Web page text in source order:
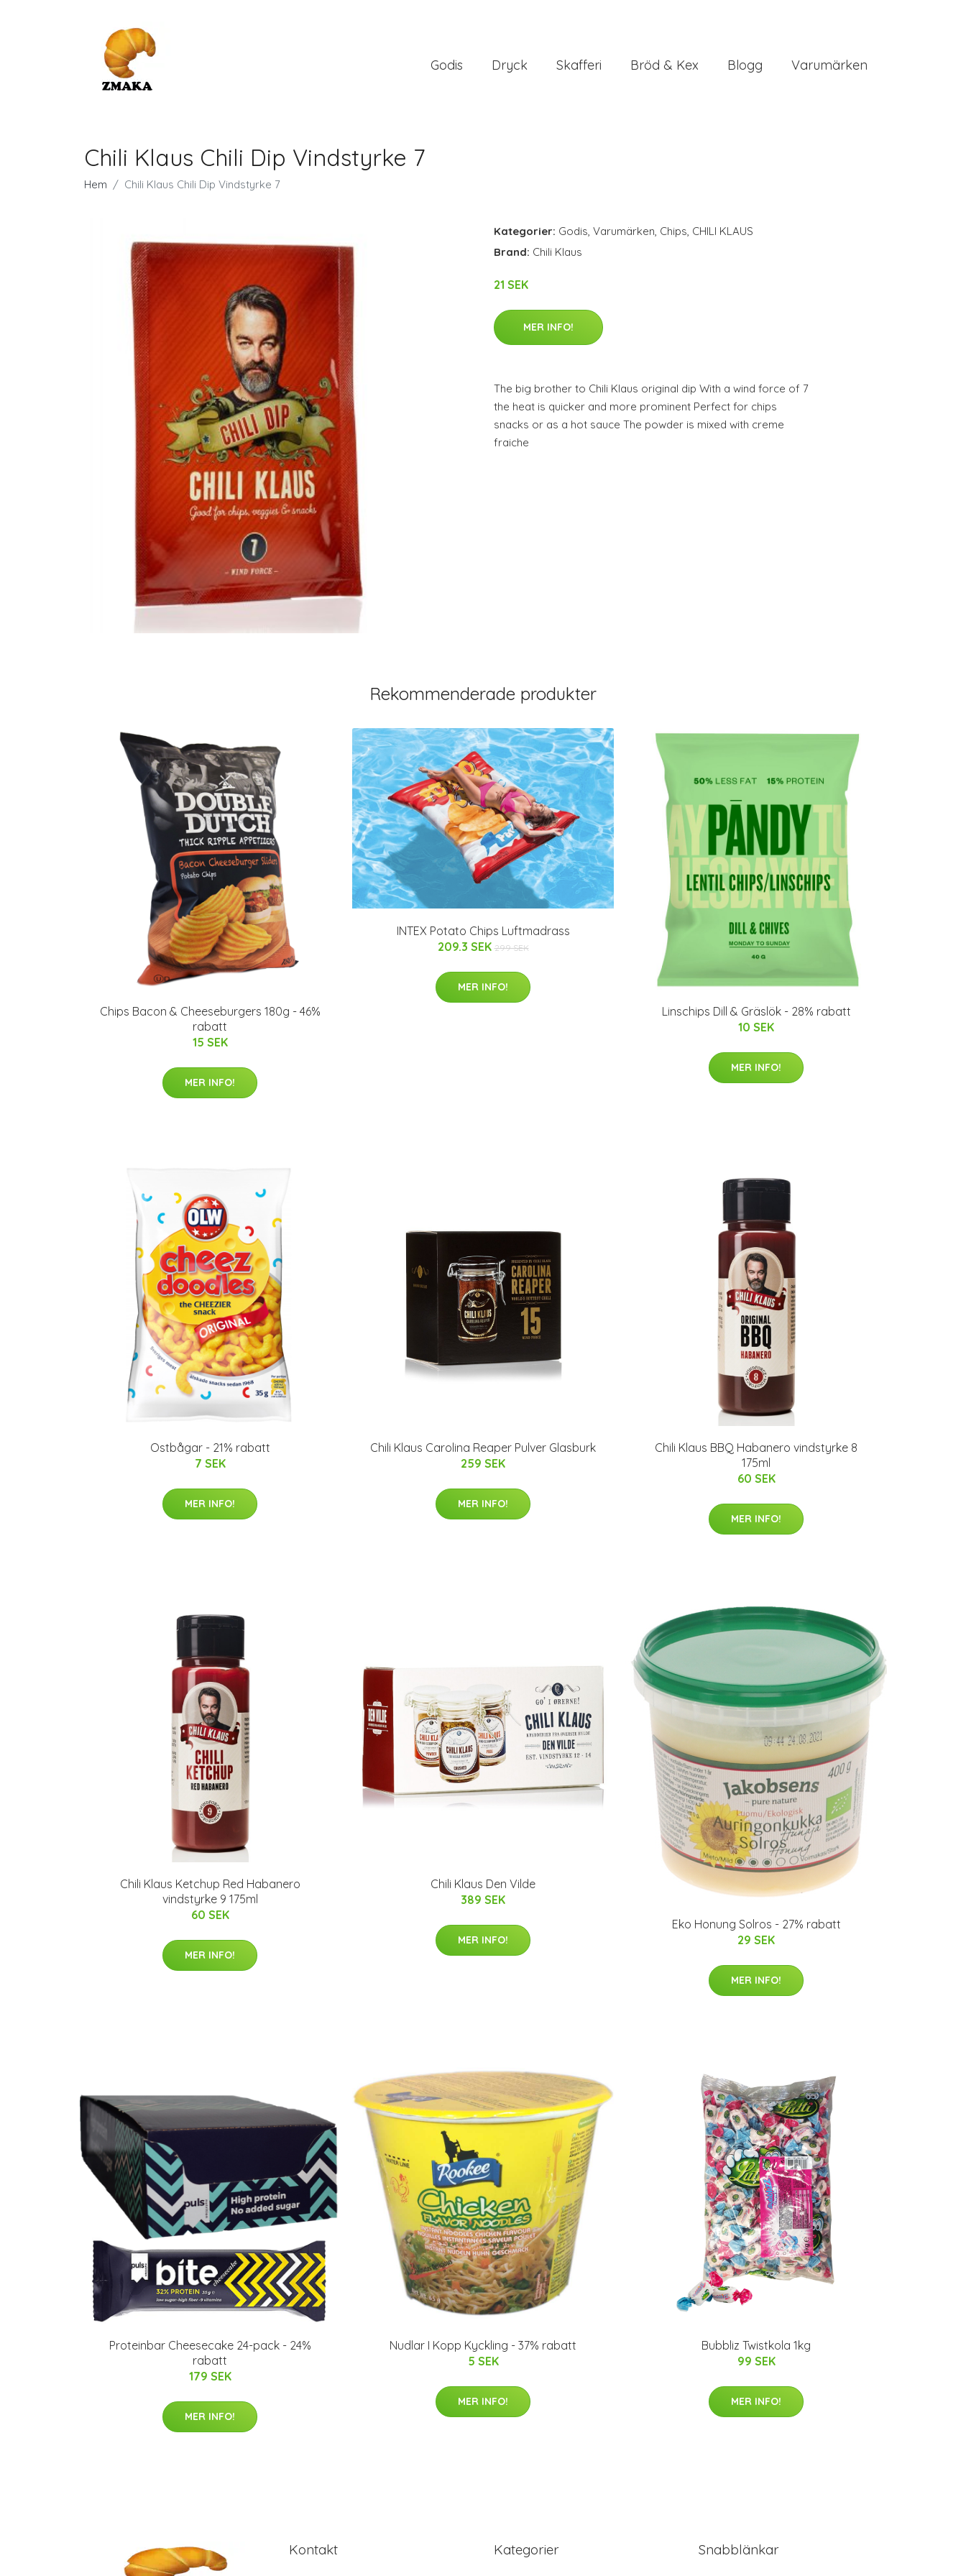
Godis Dryck Skafferi Bröd & Kex Blogg Varumärken
Chili Klaus Chili Dip Vindstyrke 7
Hem Chili Klaus Chili Dip Vindstyrke 7
Kategorier: Godis, Varumärken, Chips, CHILI KLAUS
Brand: Chili Klaus
21 SEK
MER INFO!
The big brother to Chili Klaus original dip With a wind force of 7
the heat is quicker and more prominent Perfect for chips
snacks or as a hot sauce The powder is mixed with creme
fraiche
Rekommenderade produkter
Chips Bacon & Cheeseburgers 180g - 46%
rabatt
15 SEK
MER INFO!
INTEX Potato Chips Luftmadrass
209.3 SEK 299 SEK
MER INFO!
Linschips Dill & Gräslök - 28% rabatt
10 SEK
MER INFO!
Ostbågar - 21% rabatt
7 SEK
MER INFO!
Chili Klaus Carolina Reaper Pulver Glasburk
259 SEK
MER INFO!
Chili Klaus BBQ Habanero vindstyrke 8
175ml
60 SEK
MER INFO!
Chili Klaus Ketchup Red Habanero
vindstyrke 9 175ml
60 SEK
MER INFO!
Chili Klaus Den Vilde
389 SEK
MER INFO!
Eko Honung Solros - 27% rabatt
29 SEK
MER INFO!
Proteinbar Cheesecake 24-pack - 24%
rabatt
179 SEK
MER INFO!
Nudlar I Kopp Kyckling - 37% rabatt
5 SEK
MER INFO!
Bubbliz Twistkola 1kg
99 SEK
MER INFO!
Kontakt Kategorier Snabblänkar